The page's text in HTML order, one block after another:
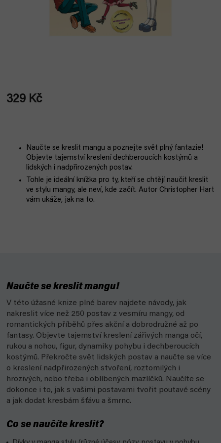
329 Kč
Naučte se kreslit mangu a poznejte svět plný fantazie!
Objevte tajemství kreslení dechberoucích kostýmů a
lidských i nadpřirozených postav.
Tohle je ideální knížka pro ty, kteří se chtějí naučit kreslit
ve stylu mangy, ale neví, kde začít. Autor Christopher Hart
vám ukáže, jak na to.
Naučte se kreslit mangu!
V této úžasné knize plné barev najdete návody, jak
nakreslit více než 250 postav z vesmíru mangy, od
romantických příběhů přes akční a dobrodružné až po
fantasy. Objevte tajemství kreslení zářivých manga očí,
rukou a nohou, figur, dynamiky pohybu i dechberoucích
kostýmů. Překročte svět lidských postav a naučte se více
o kreslení nadpřirozených stvoření, roztomilých i
hrozivých, nebo třeba i oblíbených mazlíčků. Naučíte se
dokonce i to, jak s vašimi postavami tvořit poutavé scény
a jak dodat kresbám šťávu a šmrnc.
Co se naučíte kreslit?